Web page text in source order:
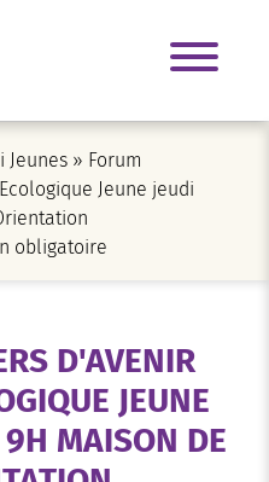
Jeunes » Forum
Jeune jeudi
obligatoire
D'AVENIR
JEUNE
MAISON DE